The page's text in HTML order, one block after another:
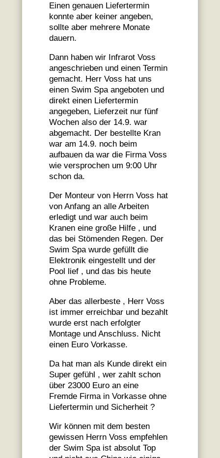
Einen genauen Liefertermin
konnte aber keiner angeben,
sollte aber mehrere Monate
dauern.
Dann haben wir Infrarot Voss
angeschrieben und einen Termin
gemacht. Herr Voss hat uns
einen Swim Spa angeboten und
direkt einen Liefertermin
angegeben, Lieferzeit nur fünf
Wochen also der 14.9. war
abgemacht. Der bestellte Kran
war am 14.9. noch beim
aufbauen da war die Firma Voss
wie versprochen um 9:00 Uhr
schon da.
Der Monteur von Herrn Voss hat
von Anfang an alle Arbeiten
erledigt und war auch beim
Kranen eine große Hilfe , und
das bei Stömenden Regen. Der
Swim Spa wurde gefüllt die
Elektronik eingestellt und der
Pool lief , und das bis heute
ohne Probleme.
Aber das allerbeste , Herr Voss
ist immer erreichbar und bezahlt
wurde erst nach erfolgter
Montage und Anschluss. Nicht
einen Euro Vorkasse.
Da hat man als Kunde direkt ein
Super gefühl , wer zahlt schon
über 23000 Euro an eine
Fremde Firma in Vorkasse ohne
Liefertermin und Sicherheit ?
Wir können mit dem besten
gewissen Herrn Voss empfehlen
der Swim Spa ist absolut Top